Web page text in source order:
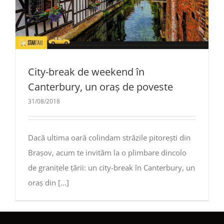
City-break de weekend în
Canterbury, un oraș de poveste
31/08/2018
Dacă ultima oară colindam străzile pitorești din
Brașov, acum te invităm la o plimbare dincolo
de granițele țării: un city-break în Canterbury, un
oraș din [...]